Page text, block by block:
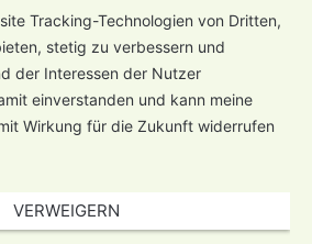
Tracking-Technologien von Dritten,
stetig zu verbessern und
der Interessen der Nutzer
einverstanden und kann meine
Wirkung für die Zukunft widerrufen
VERWEIGERN